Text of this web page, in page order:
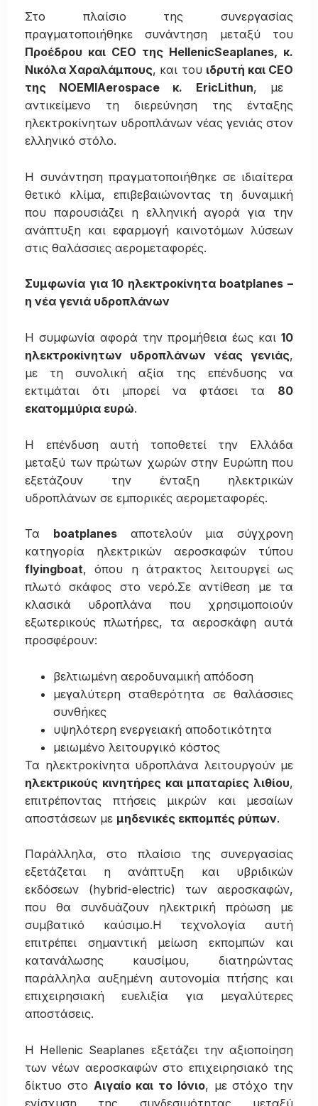
Στο πλαίσιο της συνεργασίας
πραγματοποιήθηκε συνάντηση μεταξύ του
Προέδρου και CEO της HellenicSeaplanes, κ.
Νικόλα Χαραλάμπους, και του ιδρυτή και CEO
της NOEMIAerospace κ. EricLithun, με
αντικείμενο τη διερεύνηση της ένταξης
ηλεκτροκίνητων υδροπλάνων νέας γενιάς στον
ελληνικό στόλο.
Η συνάντηση πραγματοποιήθηκε σε ιδιαίτερα
θετικό κλίμα, επιβεβαιώνοντας τη δυναμική
που παρουσιάζει η ελληνική αγορά για την
ανάπτυξη και εφαρμογή καινοτόμων λύσεων
στις θαλάσσιες αερομεταφορές.
Συμφωνία για 10 ηλεκτροκίνητα boatplanes –
η νέα γενιά υδροπλάνων
Η συμφωνία αφορά την προμήθεια έως και 10
ηλεκτροκίνητων υδροπλάνων νέας γενιάς,
με τη συνολική αξία της επένδυσης να
εκτιμάται ότι μπορεί να φτάσει τα 80
εκατομμύρια ευρώ.
Η επένδυση αυτή τοποθετεί την Ελλάδα
μεταξύ των πρώτων χωρών στην Ευρώπη που
εξετάζουν την ένταξη ηλεκτρικών
υδροπλάνων σε εμπορικές αερομεταφορές.
Τα boatplanesαποτελούν μια σύγχρονη
κατηγορία ηλεκτρικών αεροσκαφών τύπου
flyingboat, όπου η άτρακτος λειτουργεί ως
πλωτό σκάφος στο νερό.Σε αντίθεση με τα
κλασικά υδροπλάνα που χρησιμοποιούν
εξωτερικούς πλωτήρες, τα αεροσκάφη αυτά
προσφέρουν:
βελτιωμένη αεροδυναμική απόδοση
μεγαλύτερη σταθερότητα σε θαλάσσιες
συνθήκες
υψηλότερη ενεργειακή αποδοτικότητα
μειωμένο λειτουργικό κόστος
Τα ηλεκτροκίνητα υδροπλάνα λειτουργούν με
ηλεκτρικούς κινητήρες και μπαταρίες λιθίου,
επιτρέποντας πτήσεις μικρών και μεσαίων
αποστάσεων με μηδενικές εκπομπές ρύπων.
Παράλληλα, στο πλαίσιο της συνεργασίας
εξετάζεται η ανάπτυξη και υβριδικών
εκδόσεων (hybrid-electric) των αεροσκαφών,
που θα συνδυάζουν ηλεκτρική πρόωση με
συμβατικό καύσιμο.Η τεχνολογία αυτή
επιτρέπει σημαντική μείωση εκπομπών και
κατανάλωσης καυσίμου, διατηρώντας
παράλληλα αυξημένη αυτονομία πτήσης και
επιχειρησιακή ευελιξία για μεγαλύτερες
αποστάσεις.
Η Hellenic Seaplanes εξετάζει την αξιοποίηση
των νέων αεροσκαφών στο επιχειρησιακό της
δίκτυο στο Αιγαίο και το Ιόνιο, με στόχο την
ενίσχυση της συνδεσιμότητας μεταξύ